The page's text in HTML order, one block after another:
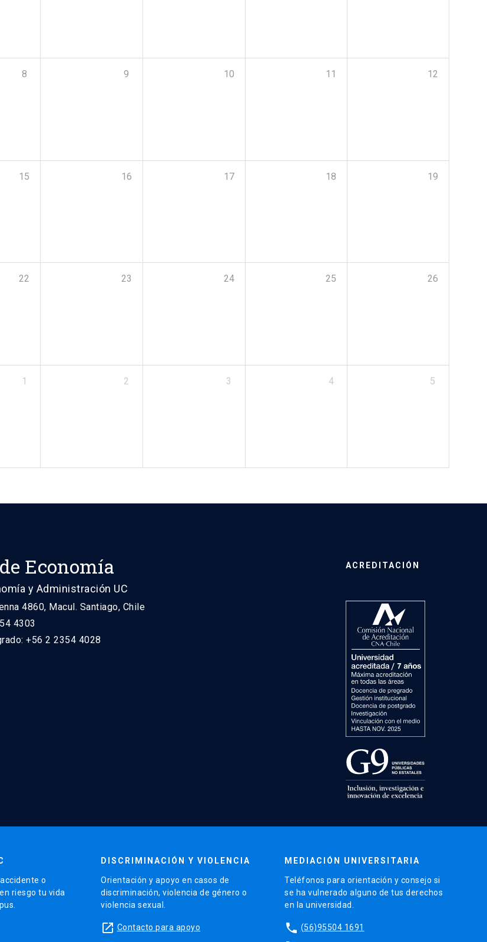
8 9 10 11 12
15 16 17 18 19
22 23 24 25 26
1 2 3 4 5
Economía
y Administración UC
4860, Macul. Santiago, Chile
4303
+56 2 2354 4028
ACREDITACIÓN
o
riesgo tu vida
DISCRIMINACIÓN Y VIOLENCIA
Orientación y apoyo en casos de
discriminación, violencia de género o
violencia sexual.
launch Contacto para apoyo
MEDIACIÓN UNIVERSITARIA
Teléfonos para orientación y consejo si
se ha vulnerado alguno de tus derechos
en la universidad.
phone (56)95504 1691